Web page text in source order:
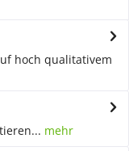
hoch qualitativem
mehr